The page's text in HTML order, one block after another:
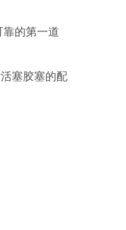
的第一道
塞胶塞的配